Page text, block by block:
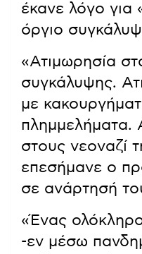
έκανε λόγο για
όργιο
«Ατιμωρησία
συγκάλυψης.
με
πλημμελήματα.
στους νεοναζί
επεσήμανε ο
σε ανάρτησή
«Ένας
-εν μέσω